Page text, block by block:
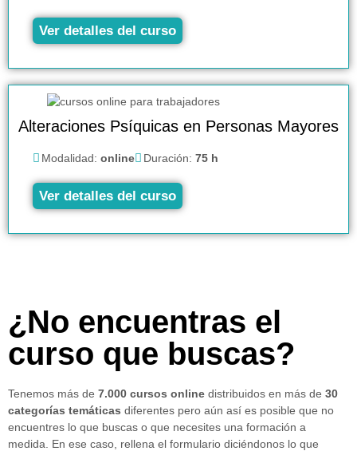
Ver detalles del curso
Alteraciones Psíquicas en Personas Mayores
Modalidad: online Duración: 75 h
Ver detalles del curso
¿No encuentras el
curso que buscas?
Tenemos más de 7.000 cursos online distribuidos en más de 30
categorías temáticas diferentes pero aún así es posible que no
encuentres lo que buscas o que necesites una formación a
medida. En ese caso, rellena el formulario diciéndonos lo que